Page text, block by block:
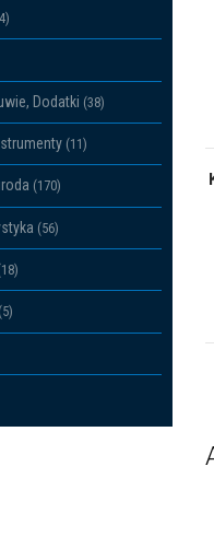
Dodatki (38)
(11)
(170)
(56)
(5)